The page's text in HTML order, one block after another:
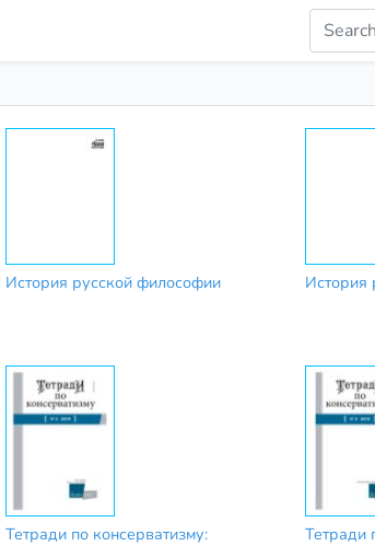
История русской философии
История
Тетради по консерватизму:
Тетради